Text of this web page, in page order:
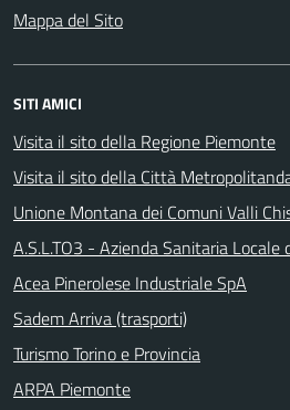
Mappa del Sito
SITI AMICI
Visita il sito della Regione Piemonte
Visita il sito della Città
Unione Montana dei Comuni Valli
A.S.L.TO3 - Azienda Sanitaria Locale
Acea Pinerolese Industriale SpA
Sadem Arriva (trasporti)
Turismo Torino e Provincia
ARPA Piemonte